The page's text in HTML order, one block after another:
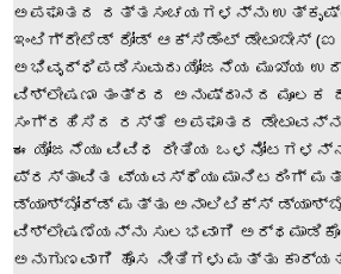
ಅಪಘಾತದ ದತ್ತಸಂಚಯಗಳನ್ನು
ಇಂಟಿಗ್ರೇಟೆಡ್ ರೋಡ್ ಆಕ್ಸಿಡೆಂಟ್ ಡೇಟಾಬೇಸ್
ಅಭಿವೃದ್ಧಿಪಡಿಸುವುದು ಯೋಜನೆಯ ಮುಖ್ಯ
ವಿಶ್ಲೇಷಣಾ ತಂತ್ರದ ಅನುಷ್ಠಾನದ ಮೂಲಕ
ಸಂಗ್ರಹಿಸಿದ ರಸ್ತೆ ಅಪಘಾತದ
ಈ ಯೋಜನೆಯು ವಿವಿಧ ರೀತಿಯ
ಪ್ರಸ್ತಾವಿತ ವ್ಯವಸ್ಥೆಯು ಮಾನಿಟರಿಂಗ್
ಡ್ಯಾಶ್‌ಬೋರ್ಡ್ ಮತ್ತು ಅನಾಲಿಟಿಕ್ಸ್
ವಿಶ್ಲೇಷಣೆಯನ್ನು ಸುಲಭವಾಗಿ
ಅನುಗುಣವಾಗಿ ಹೊಸ ನೀತಿಗಳು ಮತ್ತು